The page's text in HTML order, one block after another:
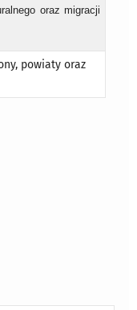
oraz migracji
powiaty oraz